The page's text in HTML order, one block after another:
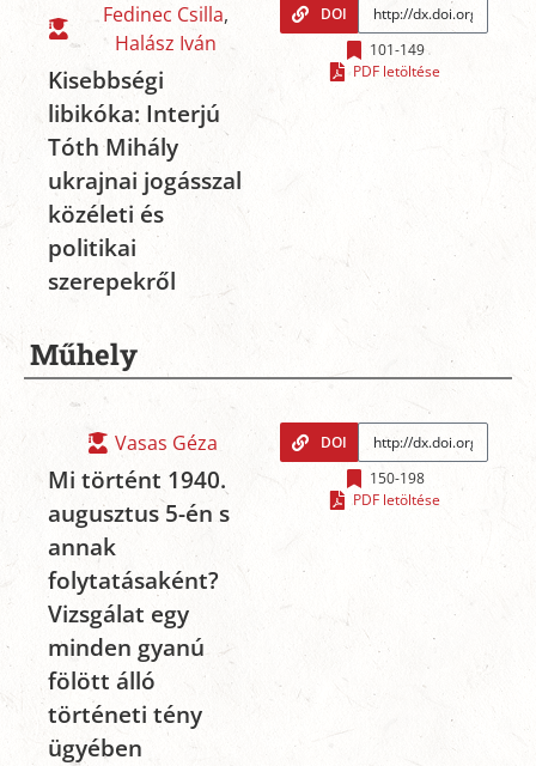
Fedinec Csilla,
Halász Iván
Kisebbségi
libikóka: Interjú
Tóth Mihály
ukrajnai jogásszal
közéleti és
politikai
szerepekről
DOI
101-149
PDF letöltése
Műhely
Vasas Géza
Mi történt 1940.
augusztus 5-én s
annak
folytatásaként?
Vizsgálat egy
minden gyanú
fölött álló
történeti tény
ügyében
DOI
150-198
PDF letöltése